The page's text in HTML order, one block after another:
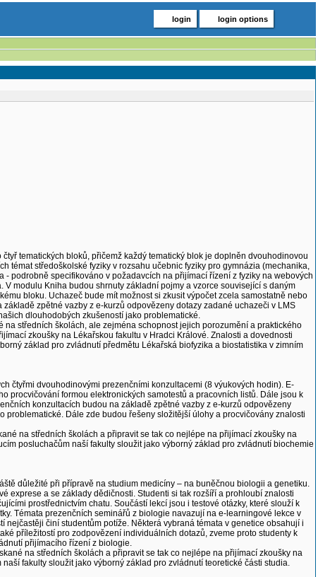
login login options
tematických bloků, přičemž každý tematický blok je doplněn dvouhodinovou
témat středoškolské fyziky v rozsahu učebnic fyziky pro gymnázia (mechanika,
podrobně specifikováno v požadavcích na přijímací řízení z fyziky na webových
modulu Kniha budou shrnuty základní pojmy a vzorce související s daným
bloku. Uchazeč bude mít možnost si zkusit výpočet zcela samostatně nebo
zpětné vazby z e-kurzů odpovězeny dotazy zadané uchazeči v LMS
dlouhodobých zkušeností jako problematické.
středních školách, ale zejména schopnost jejich porozumění a praktického
zkoušky na Lékařskou fakultu v Hradci Králové. Znalosti a dovednosti
základ pro zvládnutí předmětu Lékařská biofyzika a biostatistika v zimním
čtyřmi dvouhodinovými prezenčními konzultacemi (8 výukových hodin). E-
procvičování formou elektronických samotestů a pracovních listů. Dále jsou k
konzultacích budou na základě zpětné vazby z e-kurzů odpovězeny
Dále zde budou řešeny složitější úlohy a procvičovány znalosti
na středních školách a připravit se tak co nejlépe na přijímací zkoušky na
posluchačům naší fakulty sloužit jako výborný základ pro zvládnutí biochemie
důležité při přípravě na studium medicíny – na buněčnou biologii a genetiku.
exprese a se základy dědičnosti. Studenti si tak rozšíří a prohloubí znalosti
prostřednictvím chatu. Součástí lekcí jsou i testové otázky, které slouží k
Témata prezenčních seminářů z biologie navazují na e-learningové lekce v
činí studentům potíže. Některá vybraná témata v genetice obsahují i
příležitostí pro zodpovězení individuálních dotazů, zveme proto studenty k
přijímacího řízení z biologie.
na středních školách a připravit se tak co nejlépe na přijímací zkoušky na
fakulty sloužit jako výborný základ pro zvládnutí teoretické části studia.